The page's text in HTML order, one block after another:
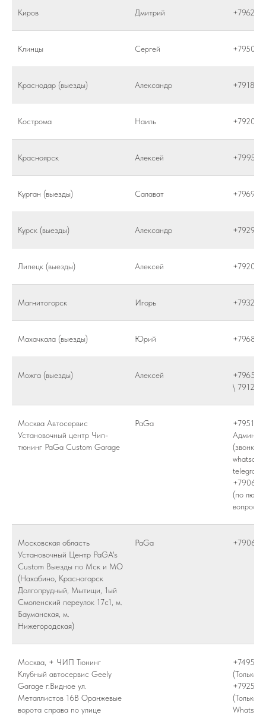
Киров Дмитрий
Клинцы Сергей
Краснодар (выезды) Александр
Кострома Наиль
Красноярск Алексей
Курган (выезды) Салават
Курск (выезды) Александр
Липецк (выезды) Алексей
Магнитогорск Игорь
Махачкала (выезды) Юрий
Можга (выезды) Алексей
\
Москва Автосервис
Установочный центр Чип-
тюнинг PaGa Custom Garage
PaGa
(звонки,
whatsapp,
telegram)
(по
Московская область
Установочный Центр PaGA's
Custom Выезды по Мск и МО
(Нахабино, Красногорск
Долгопрудный, Мытищи, 1ый
Смоленский переулок 17с1, м.
Бауманская, м.
Нижегородская)
PaGa
Москва, + ЧИП Тюнинг
Клубный автосервис Geely
Garage г.Видное ул.
Металлистов 16В Оранжевые
ворота справа по улице
(Только
(Только